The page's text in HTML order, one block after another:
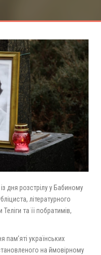
дня розстрілу у Бабиному
літературного
та її побратимів,
пам’яті українських
на ймовірному